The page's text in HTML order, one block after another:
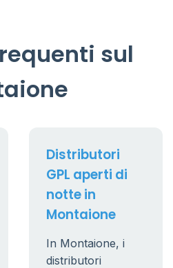
sul
Distributori
GPL aperti di
notte in
Montaione
In Montaione, i
distributori